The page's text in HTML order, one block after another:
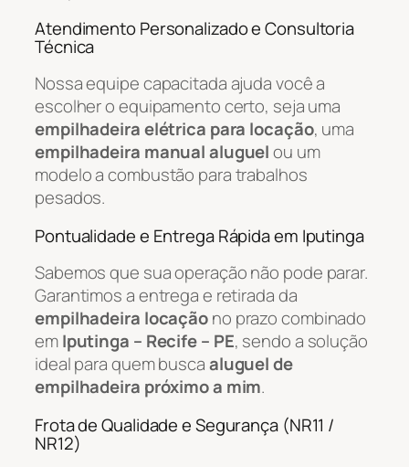
Atendimento Personalizado e Consultoria
Técnica
Nossa equipe capacitada ajuda você a
escolher o equipamento certo, seja uma
empilhadeira elétrica para locação, uma
empilhadeira manual aluguelou um
modelo a combustão para trabalhos
pesados.
Pontualidade e Entrega Rápida em Iputinga
Sabemos que sua operação não pode parar.
Garantimos a entrega e retirada da
empilhadeira locaçãono prazo combinado
emIputinga – Recife – PE, sendo a solução
ideal para quem buscaaluguel de
empilhadeira próximo a mim.
Frota de Qualidade e Segurança (NR11 /
NR12)